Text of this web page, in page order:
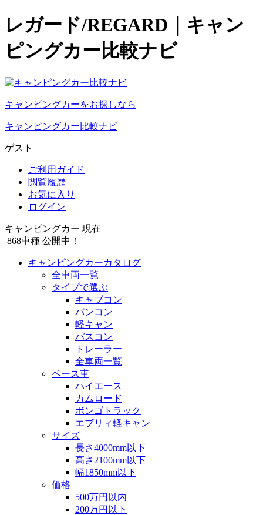
レガード/REGARD｜キャン
ピングカー比較ナビ
キャンピングカーをお探しなら
キャンピングカー比較ナビ
ゲスト
ご利用ガイド
閲覧履歴
お気に入り
ログイン
キャンピングカー 現在
868車種 公開中！
キャンピングカーカタログ
全車両一覧
タイプで選ぶ
キャブコン
バンコン
軽キャン
バスコン
トレーラー
全車両一覧
ベース車
ハイエース
カムロード
ボンゴトラック
エブリィ軽キャン
サイズ
長さ4000mm以下
高さ2100mm以下
幅1850mm以下
価格
500万円以内
200万円以下